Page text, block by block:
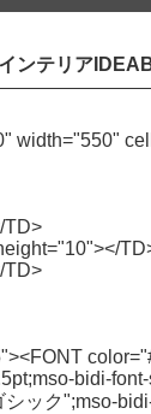
ンテリア
width="550"
TD>
TD>
bidi-
ック";mso-